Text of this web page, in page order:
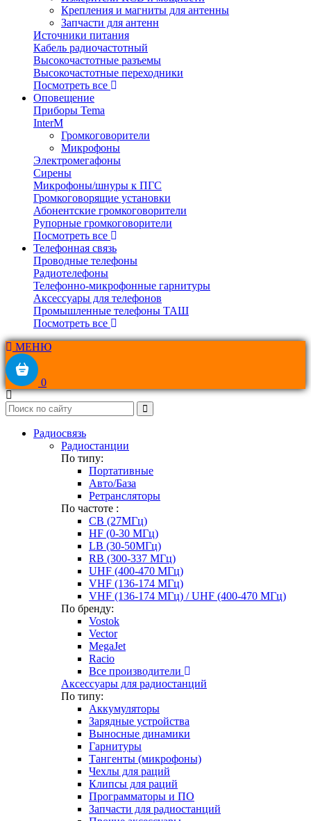
Крепления и магниты для антенны
Запчасти для антенн
Источники питания
Кабель радиочастотный
Высокочастотные разъемы
Высокочастотные переходники
Посмотреть все
Оповещение
Приборы Tema
InterM
Громкоговорители
Микрофоны
Электромегафоны
Сирены
Микрофоны/шнуры к ПГС
Громкоговорящие установки
Абонентские громкоговорители
Рупорные громкоговорители
Посмотреть все
Телефонная связь
Проводные телефоны
Радиотелефоны
Телефонно-микрофонные гарнитуры
Аксессуары для телефонов
Промышленные телефоны ТАШ
Посмотреть все
МЕНЮ
0
Радиосвязь
Радиостанции
По типу:
Портативные
Авто/База
Ретрансляторы
По частоте :
CB (27МГц)
HF (0-30 МГц)
LB (30-50МГц)
RB (300-337 МГц)
UHF (400-470 МГц)
VHF (136-174 МГц)
VHF (136-174 МГц) / UHF (400-470 МГц)
По бренду:
Vostok
Vector
MegaJet
Racio
Все производители
Аксессуары для радиостанций
По типу:
Аккумуляторы
Зарядные устройства
Выносные динамики
Гарнитуры
Тангенты (микрофоны)
Чехлы для раций
Клипсы для раций
Программаторы и ПО
Запчасти для радиостанций